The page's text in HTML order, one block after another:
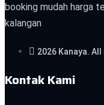
booking mudah harga
kalangan
2026 Kanaya.
Kontak Kami